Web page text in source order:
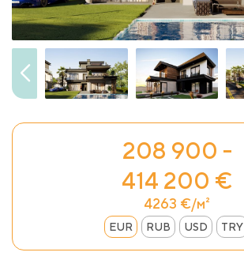
208 900 -
414 200 €
4263 €/м²
EUR RUB USD TRY